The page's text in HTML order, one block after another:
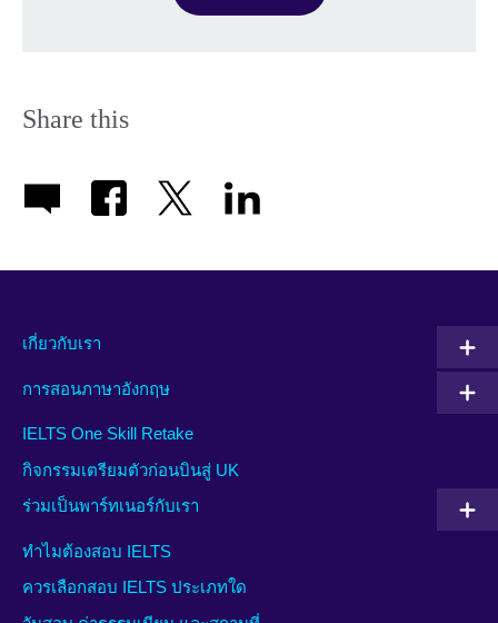
Share this
เกี่ยวกับเรา
การสอนภาษาอังกฤษ
IELTS One Skill Retake
กิจกรรมเตรียมตัวก่อนบินสู่ UK
ร่วมเป็นพาร์ทเนอร์กับเรา
ทำไมต้องสอบ IELTS
ควรเลือกสอบ IELTS ประเภทใด